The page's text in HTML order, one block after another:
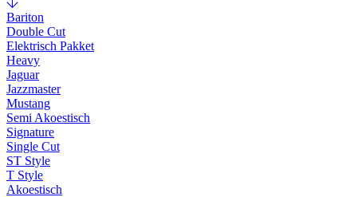
Bariton
Double Cut
Elektrisch Pakket
Heavy
Jaguar
Jazzmaster
Mustang
Semi Akoestisch
Signature
Single Cut
ST Style
T Style
Akoestisch